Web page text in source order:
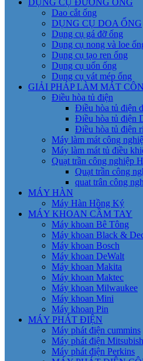
DỤNG CỤ ĐƯỜNG ỐNG
Dao cắt ống
DỤNG CỤ DOA ỐNG
Dụng cụ gá đỡ ống
Dụng cụ nong và loe
Dụng cụ tạo ren ống
Dụng cụ uốn ống
Dụng cụ vát mép ống
GIẢI PHÁP LÀM MÁT
Điều hòa tủ điện
Điều hòa tủ điện
Điều hòa tủ điện
Điều hòa tủ điện
Máy làm mát công
Máy làm mát tủ điều
Quạt trần công nghiệp
Quạt trần công
quat trân công
MÁY HÀN
Máy Hàn Hồng Ký
MÁY KHOAN CẦM TAY
Máy khoan Bê Tông
Máy khoan Black &
Máy khoan Bosch
Máy khoan DeWalt
Máy khoan Makita
Máy khoan Maktec
Máy khoan Milwaukee
Máy khoan Mini
Máy khoan Pin
MÁY PHÁT ĐIỆN
Máy phát điện cummins
Máy phát điện
Máy phát điện Perkins